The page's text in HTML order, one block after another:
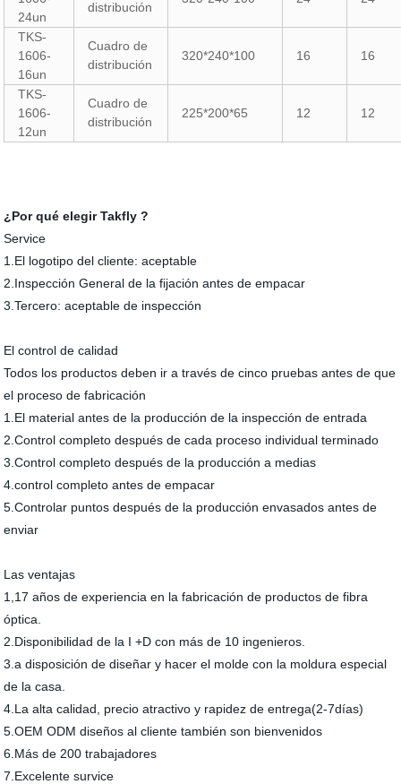
24un
distribución
TKS-
1606-
16un
Cuadro de
distribución
320*240*100 16 16
TKS-
1606-
12un
Cuadro de
distribución
225*200*65 12 12
¿Por qué elegir Takfly ?
Service
1.El logotipo del cliente: aceptable
2.Inspección General de la fijación antes de empacar
3.Tercero: aceptable de inspección
El control de calidad
Todos los productos deben ir a través de cinco pruebas antes de que
el proceso de fabricación
1.El material antes de la producción de la inspección de entrada
2.Control completo después de cada proceso individual terminado
3.Control completo después de la producción a medias
4.control completo antes de empacar
5.Controlar puntos después de la producción envasados antes de
enviar
Las ventajas
1,17 años de experiencia en la fabricación de productos de fibra
óptica.
2.Disponibilidad de la I +D con más de 10 ingenieros.
3.a disposición de diseñar y hacer el molde con la moldura especial
de la casa.
4.La alta calidad, precio atractivo y rapidez de entrega(2-7días)
5.OEM ODM diseños al cliente también son bienvenidos
6.Más de 200 trabajadores
7.Excelente survice